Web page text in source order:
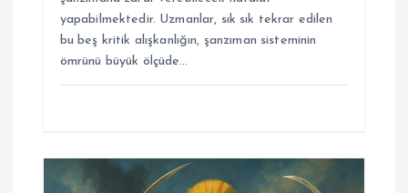
yapabilmektedir. Uzmanlar, sık sık tekrar edilen
bu beş kritik alışkanlığın, şanzıman sisteminin
ömrünü büyük ölçüde…